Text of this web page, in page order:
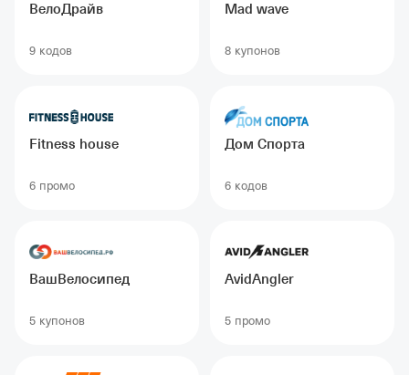
ВелоДрайв
9 кодов
Mad wave
8 купонов
Fitness house
6 промо
Дом Спорта
6 кодов
ВашВелосипед
5 купонов
AvidAngler
5 промо